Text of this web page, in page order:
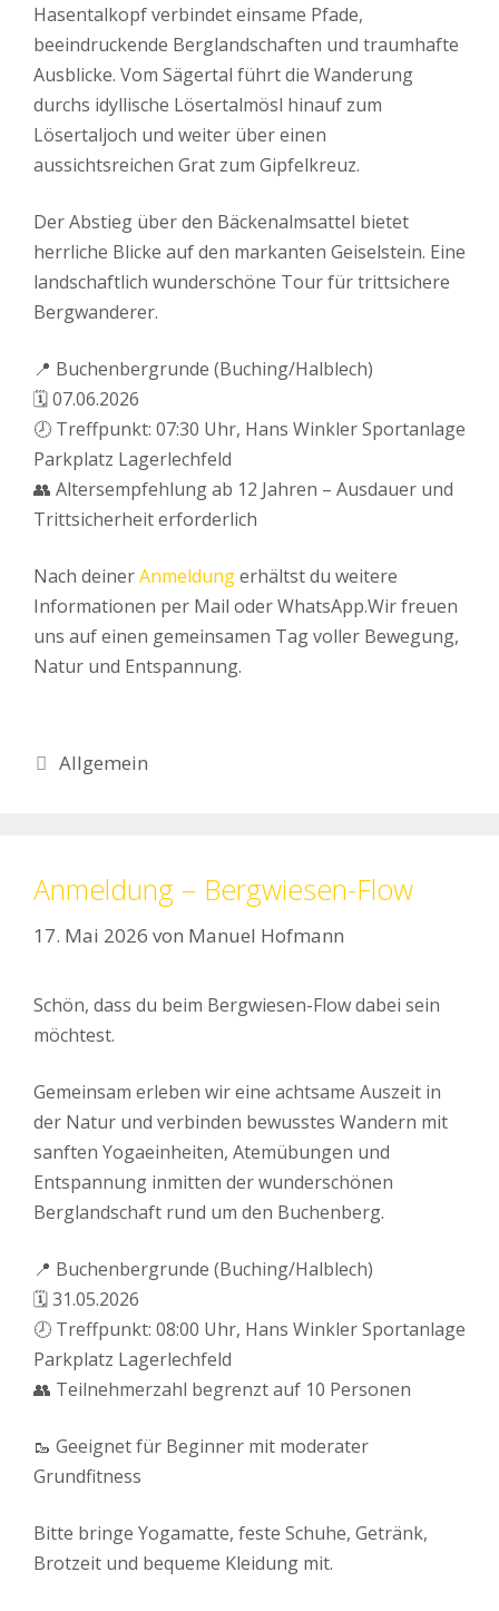
Hasentalkopf verbindet einsame Pfade,
beeindruckende Berglandschaften und traumhafte
Ausblicke. Vom Sägertal führt die Wanderung
durchs idyllische Lösertalmösl hinauf zum
Lösertaljoch und weiter über einen
aussichtsreichen Grat zum Gipfelkreuz.
Der Abstieg über den Bäckenalmsattel bietet
herrliche Blicke auf den markanten Geiselstein. Eine
landschaftlich wunderschöne Tour für trittsichere
Bergwanderer.
📍 Buchenbergrunde (Buching/Halblech)
🗓 07.06.2026
🕗 Treffpunkt: 07:30 Uhr, Hans Winkler Sportanlage
Parkplatz Lagerlechfeld
👥 Altersempfehlung ab 12 Jahren – Ausdauer und
Trittsicherheit erforderlich
Nach deinerAnmeldungerhältst du weitere
Informationen per Mail oder WhatsApp.Wir freuen
uns auf einen gemeinsamen Tag voller Bewegung,
Natur und Entspannung.
Kategorien
Allgemein
Anmeldung – Bergwiesen-Flow
17. Mai 2026 von Manuel Hofmann
Schön, dass du beim Bergwiesen-Flow dabei sein
möchtest.
Gemeinsam erleben wir eine achtsame Auszeit in
der Natur und verbinden bewusstes Wandern mit
sanften Yogaeinheiten, Atemübungen und
Entspannung inmitten der wunderschönen
Berglandschaft rund um den Buchenberg.
📍 Buchenbergrunde (Buching/Halblech)
🗓 31.05.2026
🕗 Treffpunkt: 08:00 Uhr, Hans Winkler Sportanlage
Parkplatz Lagerlechfeld
👥 Teilnehmerzahl begrenzt auf 10 Personen
🥾 Geeignet für Beginner mit moderater
Grundfitness
Bitte bringe Yogamatte, feste Schuhe, Getränk,
Brotzeit und bequeme Kleidung mit.